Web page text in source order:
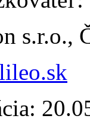
s.r.o.,